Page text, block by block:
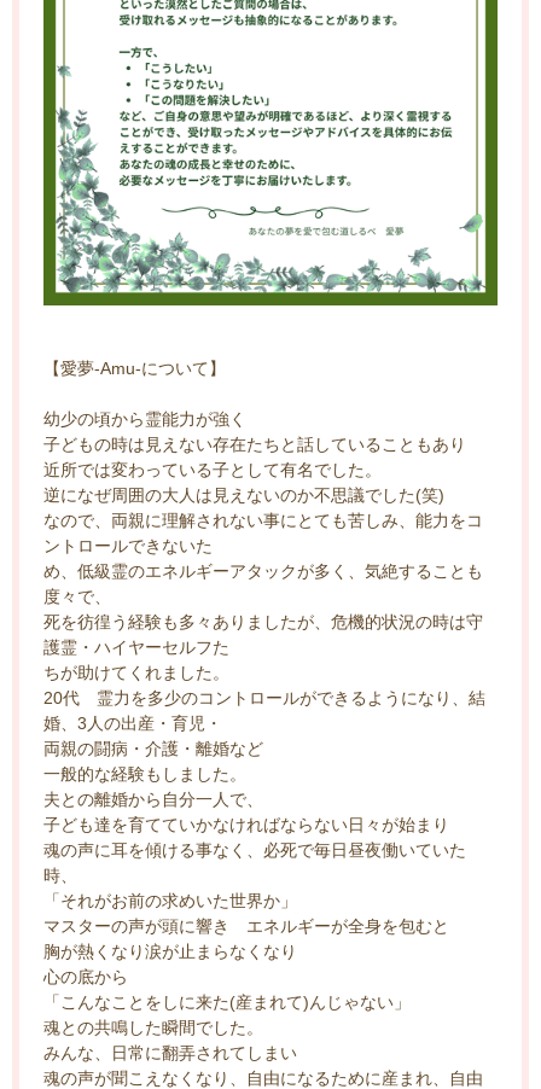
【愛夢-Amu-について】
幼少の頃から霊能力が強く
子どもの時は見えない存在たちと話していることもあり
近所では変わっている子として有名でした。
逆になぜ周囲の大人は見えないのか不思議でした(笑)
なので、両親に理解されない事にとても苦しみ、能力をコ
ントロールできないた
め、低級霊のエネルギーアタックが多く、気絶することも
度々で、
死を彷徨う経験も多々ありましたが、危機的状況の時は守
護霊・ハイヤーセルフた
ちが助けてくれました。
20代 霊力を多少のコントロールができるようになり、結
婚、3人の出産・育児・
両親の闘病・介護・離婚など
一般的な経験もしました。
夫との離婚から自分一人で、
子ども達を育てていかなければならない日々が始まり
魂の声に耳を傾ける事なく、必死で毎日昼夜働いていた
時、
「それがお前の求めいた世界か」
マスターの声が頭に響き エネルギーが全身を包むと
胸が熱くなり涙が止まらなくなり
心の底から
「こんなことをしに来た(産まれて)んじゃない」
魂との共鳴した瞬間でした。
みんな、日常に翻弄されてしまい
魂の声が聞こえなくなり、自由になるために産まれ、自由